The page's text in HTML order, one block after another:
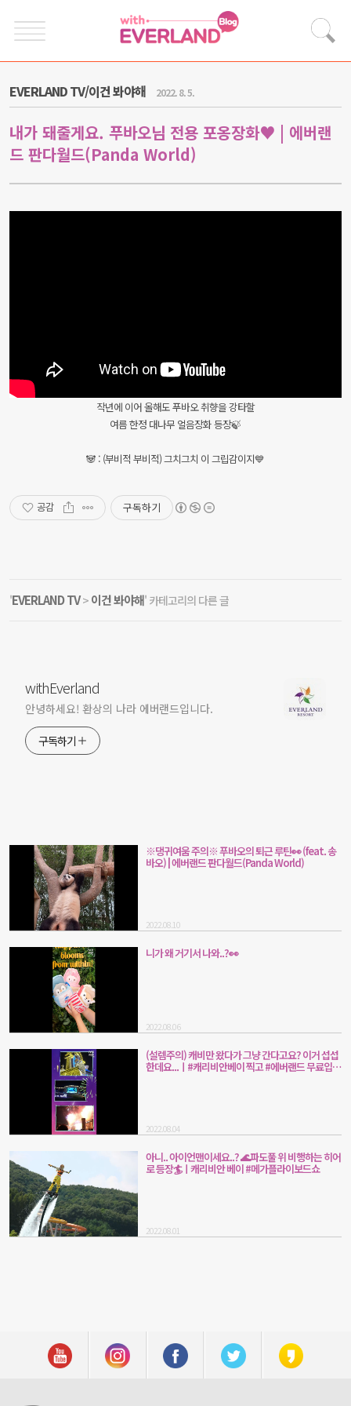
EVERLAND TV/이건 봐야해 2022. 8. 5.
내가 돼줄게요. 푸바오님 전용 포옹장화♥ | 에버랜
드 판다월드(Panda World)
작년에 이어 올해도 푸바오 취향을 강타할
여름 한정 대나무 얼음장화 등장🍃
🐼 : (부비적 부비적) 그치그치 이 그립감이지💙
공감 구독하기
'EVERLAND TV> 이건 봐야해' 카테고리의 다른 글
withEverland
안녕하세요! 환상의 나라 에버랜드입니다.
구독하기
※댕귀여움 주의※ 푸바오의 퇴근 루틴👀 (feat. 송
바오) | 에버랜드 판다월드(Panda World)
2022.08.10
니가 왜 거기서 나와..?👀
2022.08.06
(설렘주의) 캐비만 왔다가 그냥 간다고요? 이거 섭섭
한데요...ㅣ#캐리비안베이 찍고 #에버랜드 무료입장
2022.08.04
아니.. 아이언맨이세요..? 🌊파도풀 위 비행하는 히어
로 등장🏄ㅣ캐리비안 베이 #메가플라이보드쇼
2022.08.01